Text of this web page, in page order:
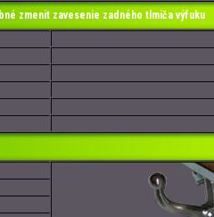
zmenit zavesenie zadného tlmiča výfuku